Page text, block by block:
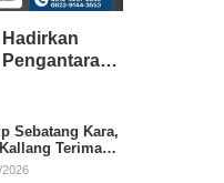
Penerima
Sebatang Kara,
Terima
dari Laznas
2026